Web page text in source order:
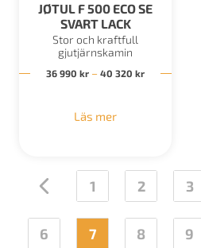
JØTUL F 500 ECO SE
SVART LACK
Stor och kraftfull
gjutjärnskamin
36 990 kr – 40 320 kr
Läs mer
← 1 2 3
6 7 8 9